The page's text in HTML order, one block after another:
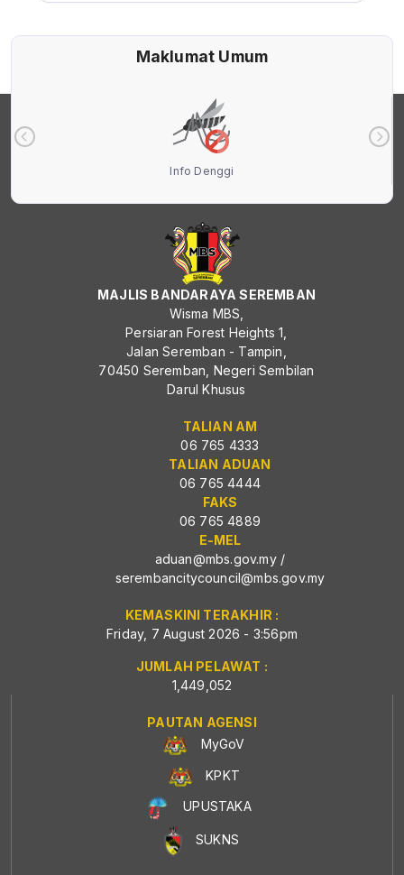
Maklumat Umum
Info Denggi
MAJLIS BANDARAYA SEREMBAN
Wisma MBS,
Persiaran Forest Heights 1,
Jalan Seremban - Tampin,
70450 Seremban, Negeri Sembilan
Darul Khusus
TALIAN AM
06 765 4333
TALIAN ADUAN
06 765 4444
FAKS
06 765 4889
E-MEL
aduan@mbs.gov.my/
serembancitycouncil@mbs.gov.my
KEMASKINI TERAKHIR :
Friday, 7 August 2026 - 3:56pm
JUMLAH PELAWAT :
1,449,052
PAUTAN AGENSI
MyGoV
KPKT
UPUSTAKA
SUKNS